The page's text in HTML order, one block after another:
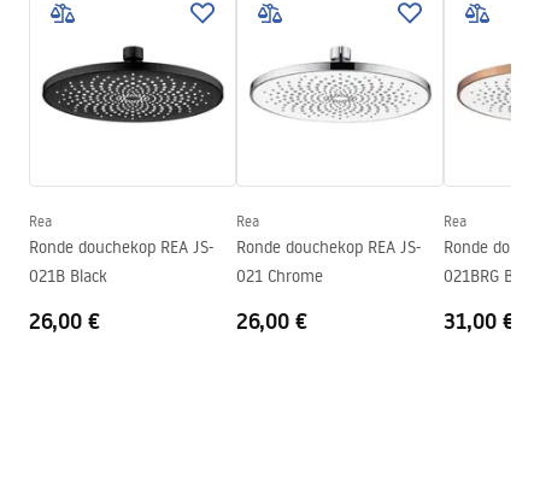
Breedte
225
Hoogte
12mm
Diepte
225mm
Pielęgnacja.pdf
Garantievoorwaarden
Rea
Ronde douchekop REA JS-
021B Black
26,00 €
Rea
Ronde douchekop REA JS-
021 Chrome
26,00 €
Rea
Ronde
021BRG
31,00 €